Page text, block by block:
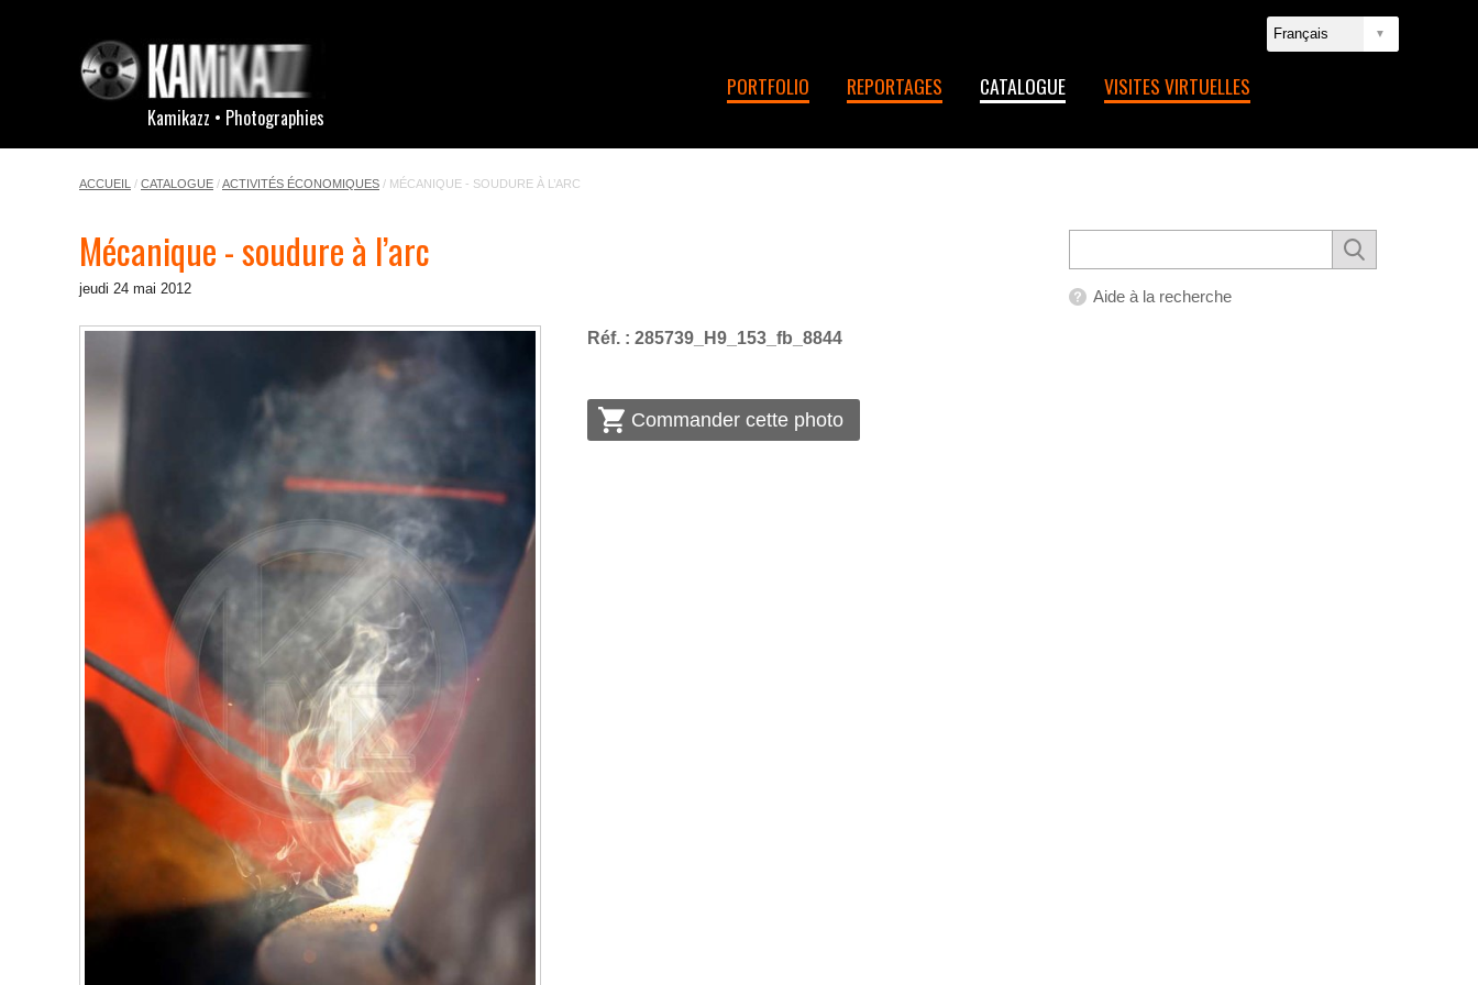
Kamikazz • Photographies
PORTFOLIO REPORTAGES CATALOGUE VISITES VIRTUELLES
ACCUEIL / CATALOGUE /ACTIVITÉS ÉCONOMIQUES / MÉCANIQUE - SOUDURE À L’ARC
Mécanique - soudure à l’arc
jeudi 24 mai 2012
Réf. : 285739_H9_153_fb_8844
Commander cette photo
Aide à la recherche